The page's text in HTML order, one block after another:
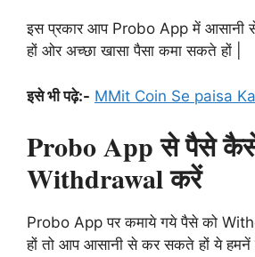
इस प्रकार आप Probo App में
हों ओर अच्छा खासा पैसा कमा सकते हों |
इसे भी पढ़े:- MMit Coin Se paisa
Probo App से पैसे
Withdrawal करें
Probo App पर कमाये गये पैसे को
हों तो आप आसानी से कर सकते हों ये हमनें